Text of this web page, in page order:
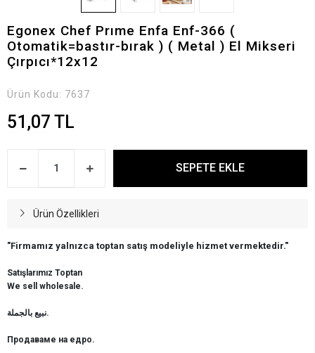
Egonex Chef Prıme Enfa Enf-366 (
Otomatik=bastır-bırak ) ( Metal ) El Mikseri
Çırpıcı*12x12
Ürün Kodu: 7637
51,07 TL
SEPETE EKLE
Ürün Özellikleri
"Firmamız yalnızca toptan satış modeliyle hizmet vermektedir."
Satışlarımız Toptan
We sell wholesale.
نبيع بالجملة.
Продаваме на едро.